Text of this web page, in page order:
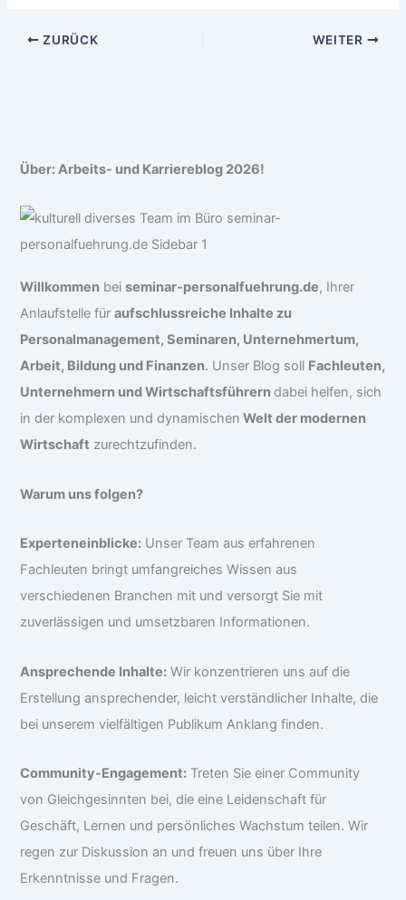
ZURÜCK WEITER
Über: Arbeits- und Karriereblog 2026!
Willkommen beiseminar-personalfuehrung.de, Ihrer
Anlaufstelle füraufschlussreiche Inhalte zu
Personalmanagement, Seminaren, Unternehmertum,
Arbeit, Bildung und Finanzen. Unser Blog soll Fachleuten,
Unternehmern und Wirtschaftsführern dabei helfen, sich
in der komplexen und dynamischen Welt der modernen
Wirtschaft zurechtzufinden.
Warum uns folgen?
Experteneinblicke: Unser Team aus erfahrenen
Fachleuten bringt umfangreiches Wissen aus
verschiedenen Branchen mit und versorgt Sie mit
zuverlässigen und umsetzbaren Informationen.
Ansprechende Inhalte: Wir konzentrieren uns auf die
Erstellung ansprechender, leicht verständlicher Inhalte, die
bei unserem vielfältigen Publikum Anklang finden.
Community-Engagement: Treten Sie einer Community
von Gleichgesinnten bei, die eine Leidenschaft für
Geschäft, Lernen und persönliches Wachstum teilen. Wir
regen zur Diskussion an und freuen uns über Ihre
Erkenntnisse und Fragen.